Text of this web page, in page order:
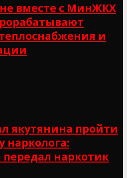
вместе с МинЖКХ
и
якутянина пройти
нарколога:
наркотик